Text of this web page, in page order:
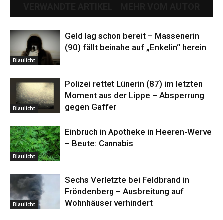
Blaulicht
Geld lag schon bereit – Massenerin
(90) fällt beinahe auf „Enkelin“ herein
Blaulicht
Polizei rettet Lünerin (87) im letzten
Moment aus der Lippe – Absperrung
gegen Gaffer
Blaulicht
Einbruch in Apotheke in Heeren-Werve
– Beute: Cannabis
Blaulicht
Sechs Verletzte bei Feldbrand in
Fröndenberg – Ausbreitung auf
Wohnhäuser verhindert